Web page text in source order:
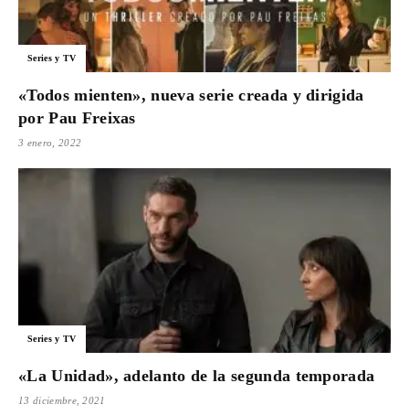
Series y TV
«Todos mienten», nueva serie creada y dirigida
por Pau Freixas
3 enero, 2022
Series y TV
«La Unidad», adelanto de la segunda temporada
13 diciembre, 2021